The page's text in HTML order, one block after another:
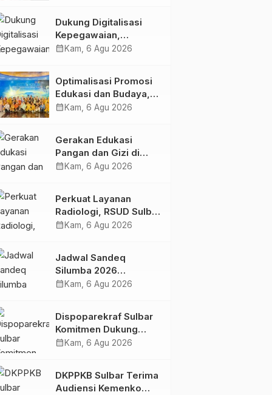
Dukung Digitalisasi
Kepegawaian,
DPMPTSP Sulbar Siap
calendar_month Kam, 6 Agu 2026
Optimalisasi Promosi
Edukasi dan Budaya,
Anjungan Provinsi
Bersama Sky World
TMII
calendar_month Kam, 6 Agu 2026
Gerakan Edukasi
Pangan dan Gizi di
Mamasa: Tingkatkan
dalam Pemenuhan Gizi
calendar_month Kam, 6 Agu 2026
Perkuat Layanan
Radiologi, RSUD Sulbar
Sambut Kembali dr. Iis
calendar_month Kam, 6 Agu 2026
Jadwal Sandeq
Silumba 2026
Disesuaikan,
Tetap Dimatangkan
calendar_month Kam, 6 Agu 2026
Dispoparekraf Sulbar
Komitmen Dukung
Penyusunan RAD
calendar_month Kam, 6 Agu 2026
DKPPKB Sulbar Terima
Audiensi Kemenko